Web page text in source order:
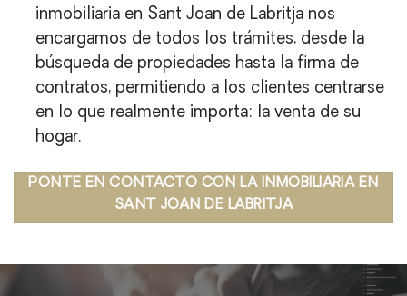
inmobiliaria en Sant Joan de Labritja nos
encargamos de todos los trámites, desde la
búsqueda de propiedades hasta la firma de
contratos, permitiendo a los clientes centrarse
en lo que realmente importa: la venta de su
hogar.
PONTE EN CONTACTO CON LA INMOBILIARIA EN
SANT JOAN DE LABRITJA